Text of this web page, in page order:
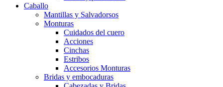
Caballo
Mantillas y Salvadorsos
Monturas
Cuidados del cuero
Acciones
Cinchas
Estribos
Accesorios Monturas
Bridas y embocaduras